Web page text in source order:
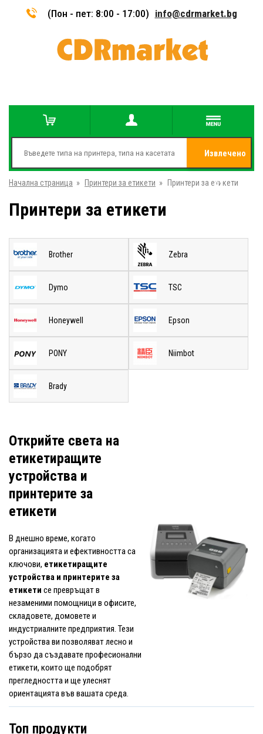
(Пон - пет: 8:00 - 17:00) info@cdrmarket.bg
Извлечено
от
Начална страница » Принтери за етикети » Принтери за етикети
Принтери за етикети
Brother Zebra
Dymo TSC
Honeywell Epson
PONY Niimbot
Brady
Открийте света на
етикетиращите
устройства и
принтерите за
етикети
В днешно време, когато
организацията и ефективността са
ключови, етикетиращите
устройства и принтерите за
етикети се превръщат в
незаменими помощници в офисите,
складовете, домовете и
индустриалните предприятия. Тези
устройства ви позволяват лесно и
бързо да създавате професионални
етикети, които ще подобрят
прегледността и ще улеснят
ориентацията във вашата среда.
Топ продукти